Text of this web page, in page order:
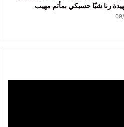
رنا شيّا حسيكي بمأتم مهيب